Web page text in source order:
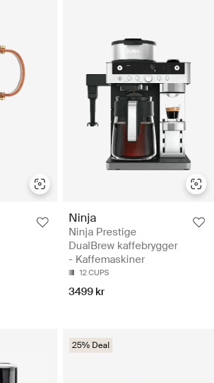
Ninja
Ninja Prestige
DualBrew kaffebrygger
- Kaffemaskiner
12 CUPS
3499 kr
25% Deal